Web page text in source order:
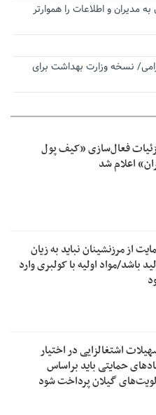
مدیران و اطلاعات را هموارتر
نسخه وزارت بهداشت برای
فعال‌سازی «کیف پول
اعلام شد
از مرزنشینان نباید به زیان
باشد/مواد اولیه با کولبری وارد
اشتغالزایی در اختیار
حمایتی باید براساس
گیلان پرداخت شود